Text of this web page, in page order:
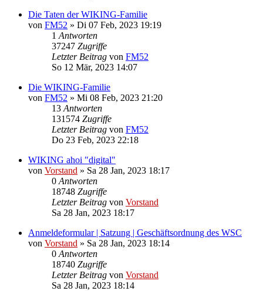
Die Taten der WIKING-Familie
von FM52 » Di 07 Feb, 2023 19:19
1 Antworten
37247 Zugriffe
Letzter Beitrag von FM52
So 12 Mär, 2023 14:07
Die WIKING-Familie
von FM52 » Mi 08 Feb, 2023 21:20
13 Antworten
131574 Zugriffe
Letzter Beitrag von FM52
Do 23 Feb, 2023 22:18
WIKING ahoi "digital"
von Vorstand » Sa 28 Jan, 2023 18:17
0 Antworten
18748 Zugriffe
Letzter Beitrag von Vorstand
Sa 28 Jan, 2023 18:17
Anmeldeformular | Satzung | Geschäftsordnung des WSC
von Vorstand » Sa 28 Jan, 2023 18:14
0 Antworten
18740 Zugriffe
Letzter Beitrag von Vorstand
Sa 28 Jan, 2023 18:14